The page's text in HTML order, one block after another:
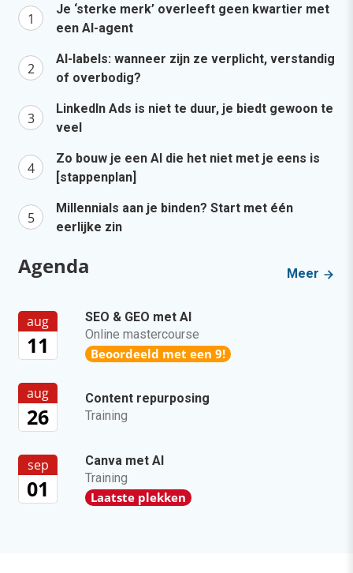
Je ‘sterke merk’ overleeft geen kwartier met
een AI-agent
AI-labels: wanneer zijn ze verplicht, verstandig
of overbodig?
LinkedIn Ads is niet te duur, je biedt gewoon te
veel
Zo bouw je een AI die het niet met je eens is
[stappenplan]
Millennials aan je binden? Start met één
eerlijke zin
Agenda Meer
aug
11
SEO & GEO met AI
Online mastercourse
Beoordeeld met een 9!
aug
26
Content repurposing
Training
sep
01
Canva met AI
Training
Laatste plekken